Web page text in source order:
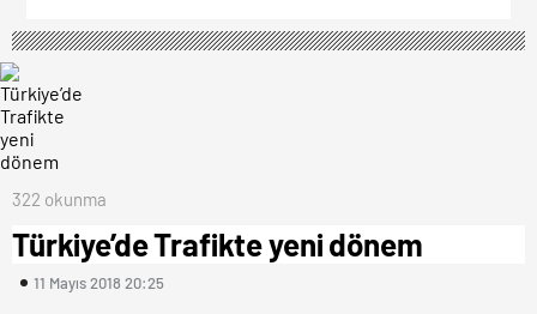
322 okunma
Türkiye’de Trafikte yeni dönem
11 Mayıs 2018 20:25